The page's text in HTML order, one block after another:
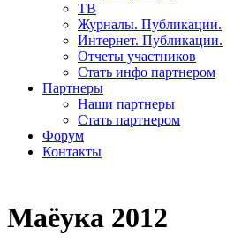
ТВ
Журналы. Публикации.
Интернет. Публикации.
Отчеты участников
Стать инфо партнером
Партнеры
Наши партнеры
Стать партнером
Форум
Контакты
Маёука 2012